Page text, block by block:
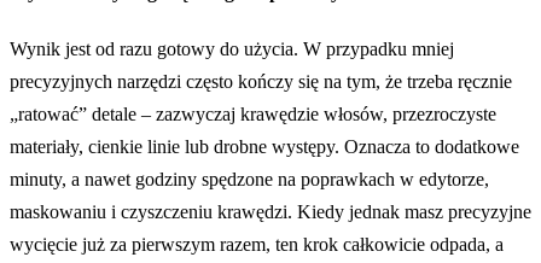
Przed
Wynik jest od razu gotowy do użycia. W przypadku mniej
precyzyjnych narzędzi często kończy się na tym, że trzeba ręcznie
„ratować” detale – zazwyczaj krawędzie włosów, przezroczyste
materiały, cienkie linie lub drobne występy. Oznacza to dodatkowe
minuty, a nawet godziny spędzone na poprawkach w edytorze,
maskowaniu i czyszczeniu krawędzi. Kiedy jednak masz precyzyjne
wycięcie już za pierwszym razem, ten krok całkowicie odpada, a